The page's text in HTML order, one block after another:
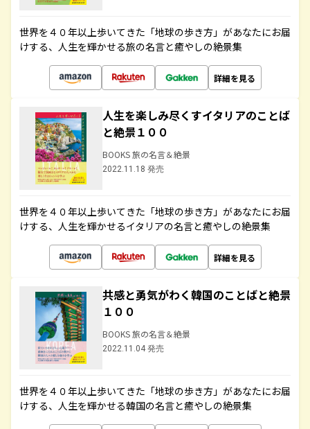
世界を４０年以上歩いてきた「地球の歩き方」があなたにお届
けする、人生を輝かせる旅の名言と癒やしの絶景集
詳細を見る
人生を楽しみ尽くすイタリアのことば
と絶景１００
BOOKS 旅の名言＆絶景
2022.11.18 発売
世界を４０年以上歩いてきた「地球の歩き方」があなたにお届
けする、人生を輝かせるイタリアの名言と癒やしの絶景集
詳細を見る
共感と勇気がわく韓国のことばと絶景
１００
BOOKS 旅の名言＆絶景
2022.11.04 発売
世界を４０年以上歩いてきた「地球の歩き方」があなたにお届
けする、人生を輝かせる韓国の名言と癒やしの絶景集